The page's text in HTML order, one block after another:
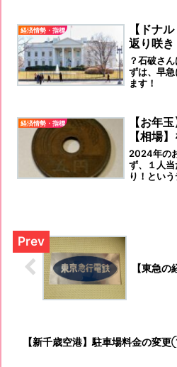
経済情勢・指標
【ドナ
返り咲き
？石破さ
ずは、早
ます！
経済情勢・指標
【お年
【相場
2024年の
ず、１人
り！という
【東急
【新千歳空港】駐車場料金の変